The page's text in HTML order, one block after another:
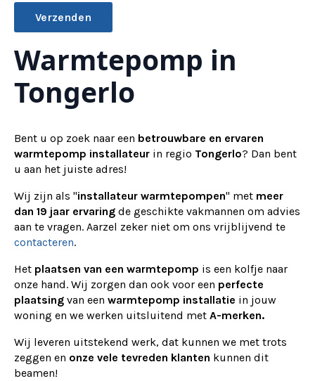
Alternative:
Warmtepomp in
Tongerlo
Bent u op zoek naar een betrouwbare en ervaren
warmtepomp installateur in regio Tongerlo? Dan bent
u aan het juiste adres!
Wij zijn als "installateur warmtepompen" met meer
dan 19 jaar ervaring de geschikte vakmannen om advies
aan te vragen. Aarzel zeker niet om ons vrijblijvend te
contacteren.
Het plaatsen van een warmtepomp is een kolfje naar
onze hand. Wij zorgen dan ook voor een perfecte
plaatsing van een warmtepomp installatie in jouw
woning en we werken uitsluitend met A-merken.
Wij leveren uitstekend werk, dat kunnen we met trots
zeggen en onze vele tevreden klanten kunnen dit
beamen!